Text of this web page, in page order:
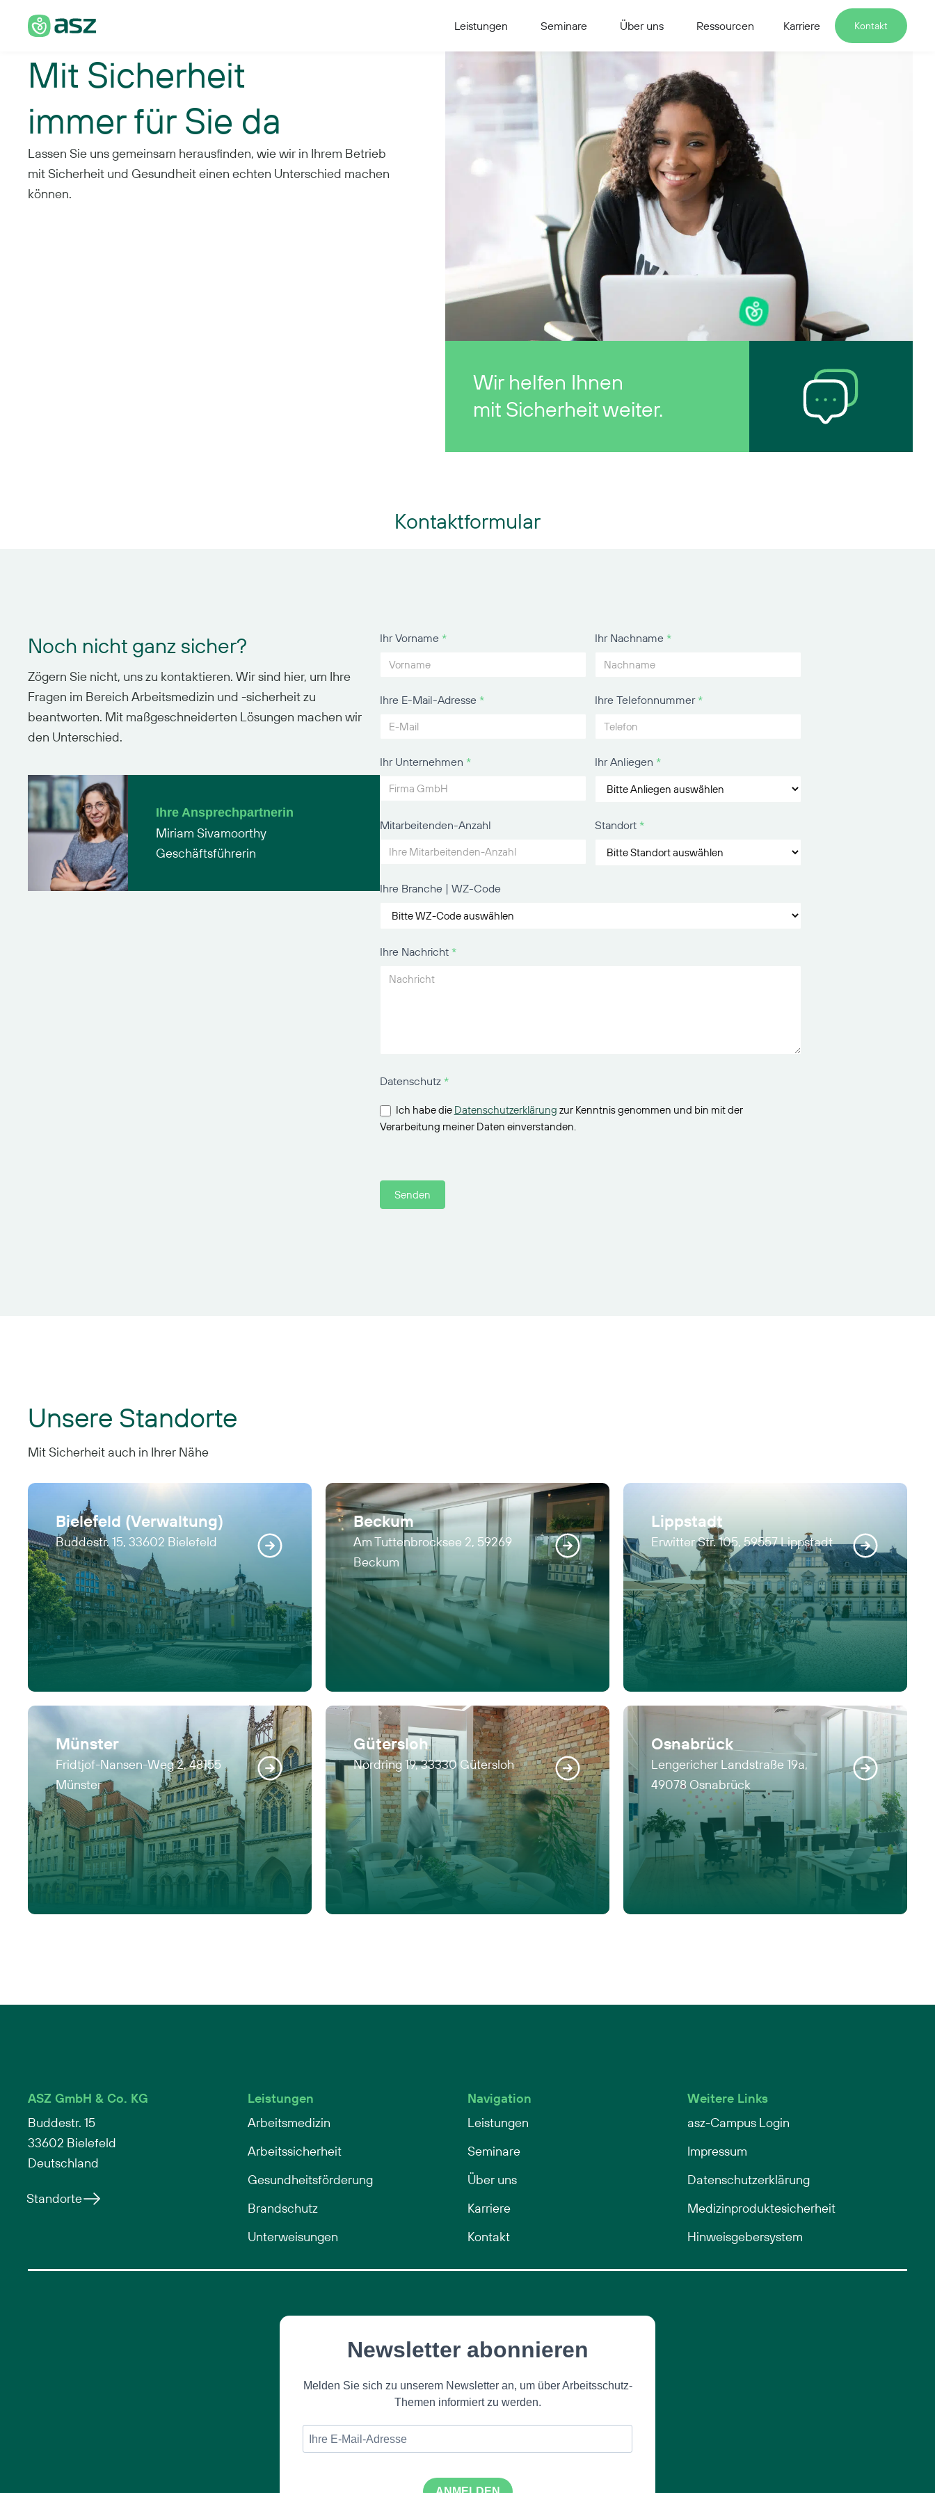
Leistungen Seminare Über uns Ressourcen Karriere Kontakt
Mit Sicherheit
immer für Sie da
Lassen Sie uns gemeinsam herausfinden, wie wir in Ihrem Betrieb
mit Sicherheit und Gesundheit einen echten Unterschied machen
können.
Wir helfen Ihnen
mit Sicherheit weiter.
Kontaktformular
Noch nicht ganz sicher?
Zögern Sie nicht, uns zu kontaktieren. Wir sind hier, um Ihre
Fragen im Bereich Arbeitsmedizin und -sicherheit zu
beantworten. Mit maßgeschneiderten Lösungen machen wir
den Unterschied.
Ihre Ansprechpartnerin
Miriam Sivamoorthy
Geschäftsführerin
Kontaktformular
Ihr Vorname * Ihr Nachname *
Ihre E-Mail-Adresse * Ihre Telefonnummer*
Ihr Unternehmen * Ihr Anliegen *
Mitarbeitenden-Anzahl Standort *
Ihre Branche | WZ-Code
Ihre Nachricht *
Datenschutz *
Ich habe die Datenschutzerklärung zur Kenntnis genommen und bin mit der
Verarbeitung meiner Daten einverstanden.
Senden
Unsere Standorte
Mit Sicherheit auch in Ihrer Nähe
Bielefeld (Verwaltung)
Buddestr. 15, 33602 Bielefeld
Beckum
Am Tuttenbrocksee 2, 59269
Beckum
Lippstadt
Erwitter Str. 105, 59557 Lippstadt
Münster
Fridtjof-Nansen-Weg 2, 48155
Münster
Gütersloh
Nordring 19, 33330 Gütersloh
Osnabrück
Lengericher Landstraße 19a,
49078 Osnabrück
ASZ GmbH & Co. KG
Buddestr. 15
33602 Bielefeld
Deutschland
Standorte
Leistungen
Arbeitsmedizin
Arbeitssicherheit
Gesundheitsförderung
Brandschutz
Unterweisungen
Navigation
Leistungen
Seminare
Über uns
Karriere
Kontakt
Weitere Links
asz-Campus Login
Impressum
Datenschutzerklärung
Medizinproduktesicherheit
Hinweisgebersystem
Newsletter abonnieren
Melden Sie sich zu unserem Newsletter an, um über Arbeitsschutz-
Themen informiert zu werden.